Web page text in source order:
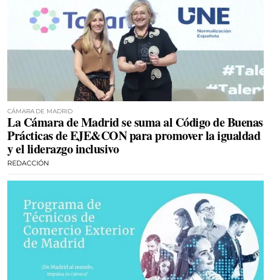
CÁMARA DE MADRID
La Cámara de Madrid se suma al Código de Buenas
Prácticas de EJE&CON para promover la igualdad
y el liderazgo inclusivo
REDACCIÓN